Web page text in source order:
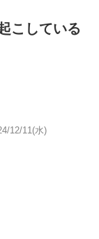
こしている
12/11(水)